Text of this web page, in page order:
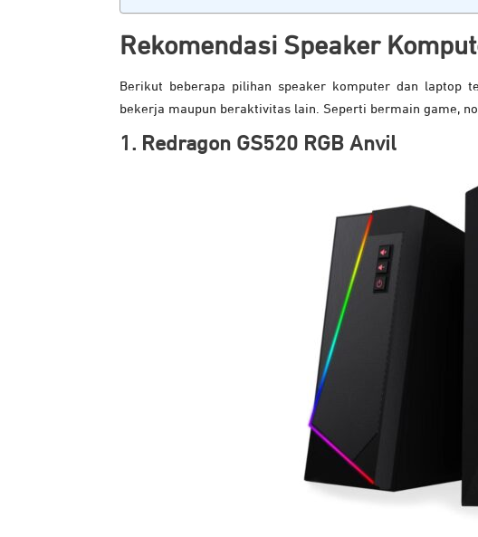
Rekomendasi Speaker
Berikut beberapa pilihan speaker komputer dan laptop
bekerja maupun beraktivitas lain. Seperti bermain game,
1. Redragon GS520 RGB Anvil